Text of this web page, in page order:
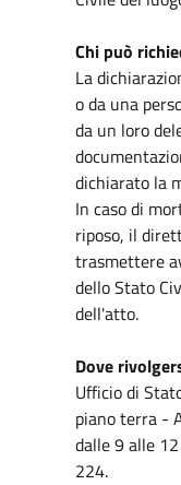
Chi può
La
o da una
da un loro
dichiarato la
In caso di
riposo, il
trasmettere
dello Stato
dell'atto.
Dove
Ufficio di
piano terra -
dalle 9 alle
224.